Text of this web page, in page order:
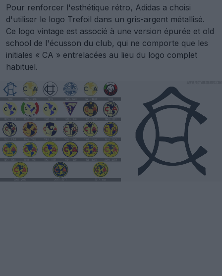
Pour renforcer l'esthétique rétro, Adidas a choisi
d'utiliser le logo Trefoil dans un gris-argent métallisé.
Ce logo vintage est associé à une version épurée et old
school de l'écusson du club, qui ne comporte que les
initiales « CA » entrelacées au lieu du logo complet
habituel.